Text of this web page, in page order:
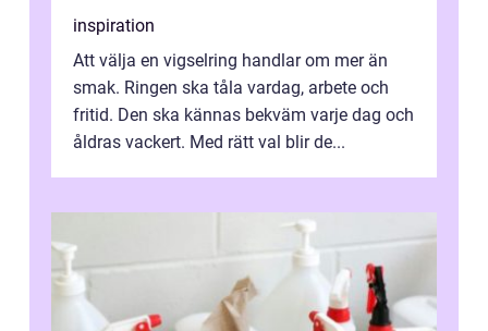
inspiration
Att välja en vigselring handlar om mer än
smak. Ringen ska tåla vardag, arbete och
fritid. Den ska kännas bekväm varje dag och
åldras vackert. Med rätt val blir de...